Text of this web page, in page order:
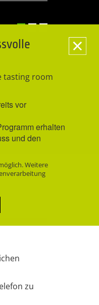
zu
tasting room
vor
erhalten
und den
Weitere